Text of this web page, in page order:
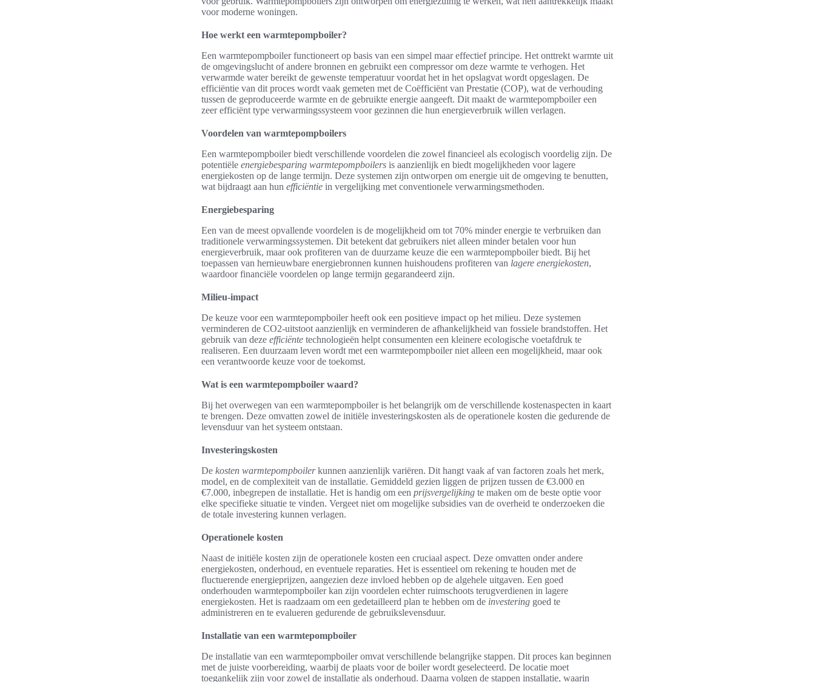
voor moderne woningen.
Hoe werkt een warmtepompboiler?
Een warmtepompboiler functioneert op basis van een simpel maar effectief principe. Het onttrekt warmte uit
de omgevingslucht of andere bronnen en gebruikt een compressor om deze warmte te verhogen. Het
verwarmde water bereikt de gewenste temperatuur voordat het in het opslagvat wordt opgeslagen. De
efficiëntie van dit proces wordt vaak gemeten met de Coëfficiënt van Prestatie (COP), wat de verhouding
tussen de geproduceerde warmte en de gebruikte energie aangeeft. Dit maakt de warmtepompboiler een
zeer efficiënt type verwarmingssysteem voor gezinnen die hun energieverbruik willen verlagen.
Voordelen van warmtepompboilers
Een warmtepompboiler biedt verschillende voordelen die zowel financieel als ecologisch voordelig zijn. De
potentiële energiebesparing warmtepompboilers is aanzienlijk en biedt mogelijkheden voor lagere
energiekosten op de lange termijn. Deze systemen zijn ontworpen om energie uit de omgeving te benutten,
wat bijdraagt aan hun efficiëntie in vergelijking met conventionele verwarmingsmethoden.
Energiebesparing
Een van de meest opvallende voordelen is de mogelijkheid om tot 70% minder energie te verbruiken dan
traditionele verwarmingssystemen. Dit betekent dat gebruikers niet alleen minder betalen voor hun
energieverbruik, maar ook profiteren van de duurzame keuze die een warmtepompboiler biedt. Bij het
toepassen van hernieuwbare energiebronnen kunnen huishoudens profiteren van lagere energiekosten,
waardoor financiële voordelen op lange termijn gegarandeerd zijn.
Milieu-impact
De keuze voor een warmtepompboiler heeft ook een positieve impact op het milieu. Deze systemen
verminderen de CO2-uitstoot aanzienlijk en verminderen de afhankelijkheid van fossiele brandstoffen. Het
gebruik van deze efficiënte technologieën helpt consumenten een kleinere ecologische voetafdruk te
realiseren. Een duurzaam leven wordt met een warmtepompboiler niet alleen een mogelijkheid, maar ook
een verantwoorde keuze voor de toekomst.
Wat is een warmtepompboiler waard?
Bij het overwegen van een warmtepompboiler is het belangrijk om de verschillende kostenaspecten in kaart
te brengen. Deze omvatten zowel de initiële investeringskosten als de operationele kosten die gedurende de
levensduur van het systeem ontstaan.
Investeringskosten
De kosten warmtepompboilerkunnen aanzienlijk variëren. Dit hangt vaak af van factoren zoals het merk,
model, en de complexiteit van de installatie. Gemiddeld gezien liggen de prijzen tussen de €3.000 en
€7.000, inbegrepen de installatie. Het is handig om een prijsvergelijking te maken om de beste optie voor
elke specifieke situatie te vinden. Vergeet niet om mogelijke subsidies van de overheid te onderzoeken die
de totale investering kunnen verlagen.
Operationele kosten
Naast de initiële kosten zijn de operationele kosten een cruciaal aspect. Deze omvatten onder andere
energiekosten, onderhoud, en eventuele reparaties. Het is essentieel om rekening te houden met de
fluctuerende energieprijzen, aangezien deze invloed hebben op de algehele uitgaven. Een goed
onderhouden warmtepompboiler kan zijn voordelen echter ruimschoots terugverdienen in lagere
energiekosten. Het is raadzaam om een gedetailleerd plan te hebben om de investering goed te
administreren en te evalueren gedurende de gebruikslevensduur.
Installatie van een warmtepompboiler
De installatie van een warmtepompboiler omvat verschillende belangrijke stappen. Dit proces kan beginnen
met de juiste voorbereiding, waarbij de plaats voor de boiler wordt geselecteerd. De locatie moet
toegankelijk zijn voor zowel de installatie als onderhoud. Daarna volgen de stappen installatie, waarin